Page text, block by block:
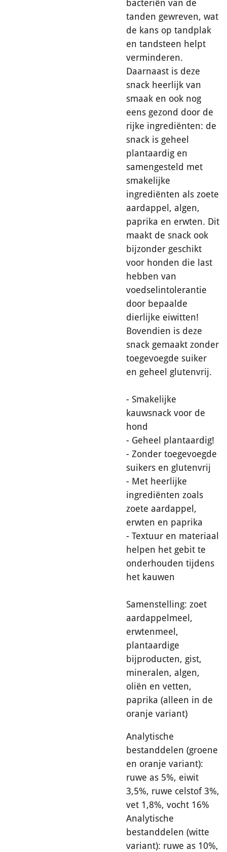
tanden gewreven, wat
de kans op tandplak
en tandsteen helpt
verminderen.
Daarnaast is deze
snack heerlijk van
smaak en ook nog
eens gezond door de
rijke ingrediënten: de
snack is geheel
plantaardig en
samengesteld met
smakelijke
ingrediënten als zoete
aardappel, algen,
paprika en erwten. Dit
maakt de snack ook
bijzonder geschikt
voor honden die last
hebben van
voedselintolerantie
door bepaalde
dierlijke eiwitten!
Bovendien is deze
snack gemaakt zonder
toegevoegde suiker
en geheel glutenvrij.
- Smakelijke
kauwsnack voor de
hond
- Geheel plantaardig!
- Zonder toegevoegde
suikers en glutenvrij
- Met heerlijke
ingrediënten zoals
zoete aardappel,
erwten en paprika
- Textuur en materiaal
helpen het gebit te
onderhouden tijdens
het kauwen
Samenstelling: zoet
aardappelmeel,
erwtenmeel,
plantaardige
bijproducten, gist,
mineralen, algen,
oliën en vetten,
paprika (alleen in de
oranje variant)
Analytische
bestanddelen (groene
en oranje variant):
ruwe as 5%, eiwit
3,5%, ruwe celstof 3%,
vet 1,8%, vocht 16%
Analytische
bestanddelen (witte
variant): ruwe as 10%,